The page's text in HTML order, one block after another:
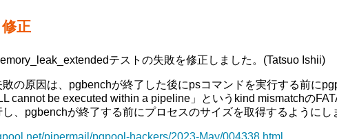
正
テストの失敗を修正しました。(Tatsuo Ishii)
の原因は、pgbenchが終了した後にpsコマンドを実行する前に
cannot be executed within a pipeline」というkind mismatchの
、pgbenchが終了する前にプロセスのサイズを取得するようにし